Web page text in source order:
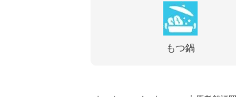
もつ鍋